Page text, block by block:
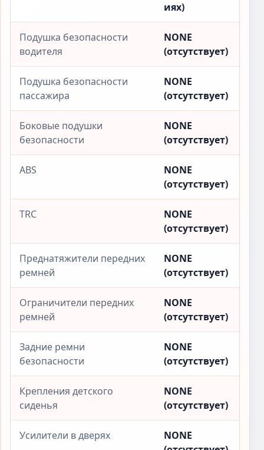
иях)
Подушка безопасности
водителя
NONE
(отсутствует)
Подушка безопасности
пассажира
NONE
(отсутствует)
Боковые подушки
безопасности
NONE
(отсутствует)
ABS
NONE
(отсутствует)
TRC
NONE
(отсутствует)
Преднатяжители передних
ремней
NONE
(отсутствует)
Ограничители передних
ремней
NONE
(отсутствует)
Задние ремни
безопасности
NONE
(отсутствует)
Крепления детского
сиденья
NONE
(отсутствует)
Усилители в дверях
NONE